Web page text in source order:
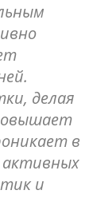
делая
в
активных
и